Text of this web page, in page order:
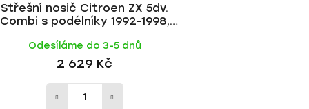
Střešní nosič Citroen ZX 5dv.
Combi s podélníky 1992-1998,
Odesíláme do 3-5 dnů
2 629 Kč